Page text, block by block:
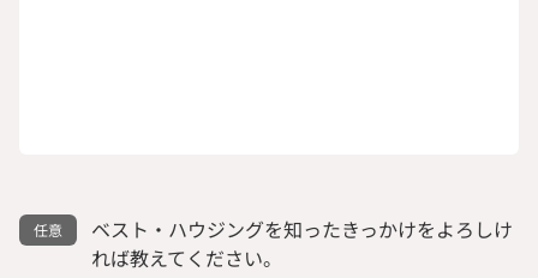
ベスト・ハウジングを知ったきっかけをよろしけ
れば教えてください。